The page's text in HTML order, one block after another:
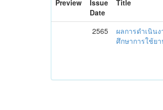
Preview
Issue
Date
Title
2565
ผลการดำเนิน
ศึกษาการใช้ย